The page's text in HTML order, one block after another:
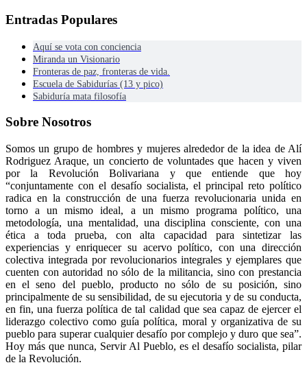
Entradas Populares
Aquí se vota con conciencia
Miranda un Visionario
Fronteras de paz, fronteras de vida.
Escuela de Sabidurías (13 y pico)
Sabiduría mata filosofía
Sobre Nosotros
Somos un grupo de hombres y mujeres alrededor de la idea de Alí
Rodriguez Araque, un concierto de voluntades que hacen y viven
por la Revolución Bolivariana y que entiende que hoy
“conjuntamente con el desafío socialista, el principal reto político
radica en la construcción de una fuerza revolucionaria unida en
torno a un mismo ideal, a un mismo programa político, una
metodología, una mentalidad, una disciplina consciente, con una
ética a toda prueba, con alta capacidad para sintetizar las
experiencias y enriquecer su acervo político, con una dirección
colectiva integrada por revolucionarios integrales y ejemplares que
cuenten con autoridad no sólo de la militancia, sino con prestancia
en el seno del pueblo, producto no sólo de su posición, sino
principalmente de su sensibilidad, de su ejecutoria y de su conducta,
en fin, una fuerza política de tal calidad que sea capaz de ejercer el
liderazgo colectivo como guía política, moral y organizativa de su
pueblo para superar cualquier desafío por complejo y duro que sea”.
Hoy más que nunca, Servir Al Pueblo, es el desafío socialista, pilar
de la Revolución.